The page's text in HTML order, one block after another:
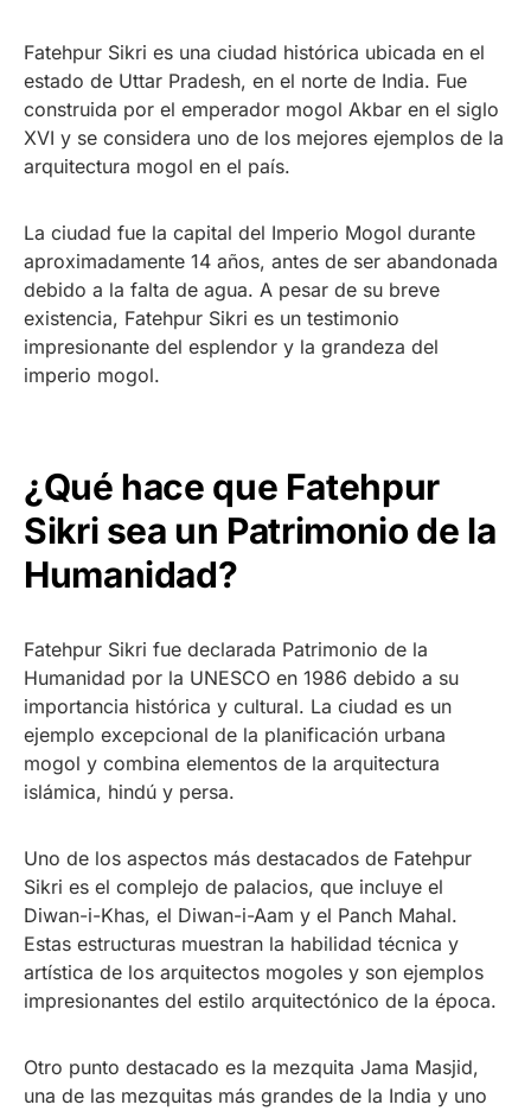
Fatehpur Sikri es una ciudad histórica ubicada en el
estado de Uttar Pradesh, en el norte de India. Fue
construida por el emperador mogol Akbar en el siglo
XVI y se considera uno de los mejores ejemplos de la
arquitectura mogol en el país.
La ciudad fue la capital del Imperio Mogol durante
aproximadamente 14 años, antes de ser abandonada
debido a la falta de agua. A pesar de su breve
existencia, Fatehpur Sikri es un testimonio
impresionante del esplendor y la grandeza del
imperio mogol.
¿Qué hace que Fatehpur
Sikri sea un Patrimonio de la
Humanidad?
Fatehpur Sikri fue declarada Patrimonio de la
Humanidad por la UNESCO en 1986 debido a su
importancia histórica y cultural. La ciudad es un
ejemplo excepcional de la planificación urbana
mogol y combina elementos de la arquitectura
islámica, hindú y persa.
Uno de los aspectos más destacados de Fatehpur
Sikri es el complejo de palacios, que incluye el
Diwan-i-Khas, el Diwan-i-Aam y el Panch Mahal.
Estas estructuras muestran la habilidad técnica y
artística de los arquitectos mogoles y son ejemplos
impresionantes del estilo arquitectónico de la época.
Otro punto destacado es la mezquita Jama Masjid,
una de las mezquitas más grandes de la India y uno